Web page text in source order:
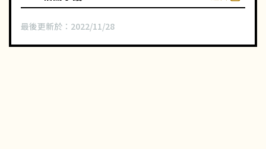
最後更新於： 2022/11/28